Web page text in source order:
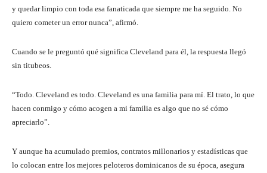
y quedar limpio con toda esa fanaticada que siempre me ha seguido. No
quiero cometer un error nunca”, afirmó.
Cuando se le preguntó qué significa Cleveland para él, la respuesta llegó
sin titubeos.
“Todo. Cleveland es todo. Cleveland es una familia para mí. El trato, lo que
hacen conmigo y cómo acogen a mi familia es algo que no sé cómo
apreciarlo”.
Y aunque ha acumulado premios, contratos millonarios y estadísticas que
lo colocan entre los mejores peloteros dominicanos de su época, asegura